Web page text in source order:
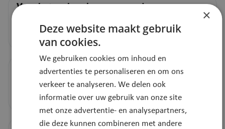
Voor het verkavelen van gronden
Voor kleinhandelsactiviteiten
Meer info
×
Deze website maakt gebruik
van cookies.
We gebruiken cookies om inhoud en
advertenties te personaliseren en om ons
verkeer te analyseren. We delen ook
informatie over uw gebruik van onze site
met onze advertentie- en analysepartners,
die deze kunnen combineren met andere